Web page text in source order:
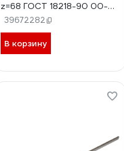
z=68 ГОСТ 18218-90 00-
00052825
39672282
В корзину